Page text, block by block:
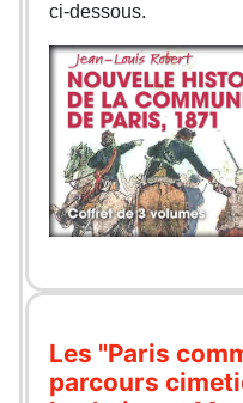
ci-dessous.
Les "Paris
parcours